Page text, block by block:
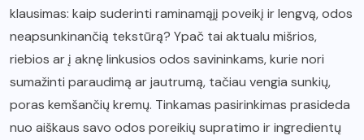
klausimas: kaip suderinti raminamąjį poveikį ir lengvą, odos
neapsunkinančią tekstūrą? Ypač tai aktualu mišrios,
riebios ar į aknę linkusios odos savininkams, kurie nori
sumažinti paraudimą ar jautrumą, tačiau vengia sunkių,
poras kemšančių kremų. Tinkamas pasirinkimas prasideda
nuo aiškaus savo odos poreikių supratimo ir ingredientų